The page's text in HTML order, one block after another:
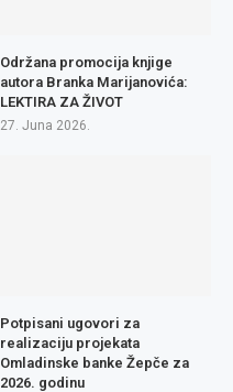
Održana promocija knjige
autora Branka Marijanovića:
LEKTIRA ZA ŽIVOT
27. Juna 2026.
Potpisani ugovori za
realizaciju projekata
Omladinske banke Žepče za
2026. godinu